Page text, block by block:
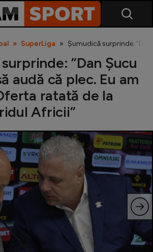
2
României
Națională
feminin
SuperLiga Șumudică surprinde:
”Dan Șucu
audă că plec. Eu am
ratată de la
Africii”